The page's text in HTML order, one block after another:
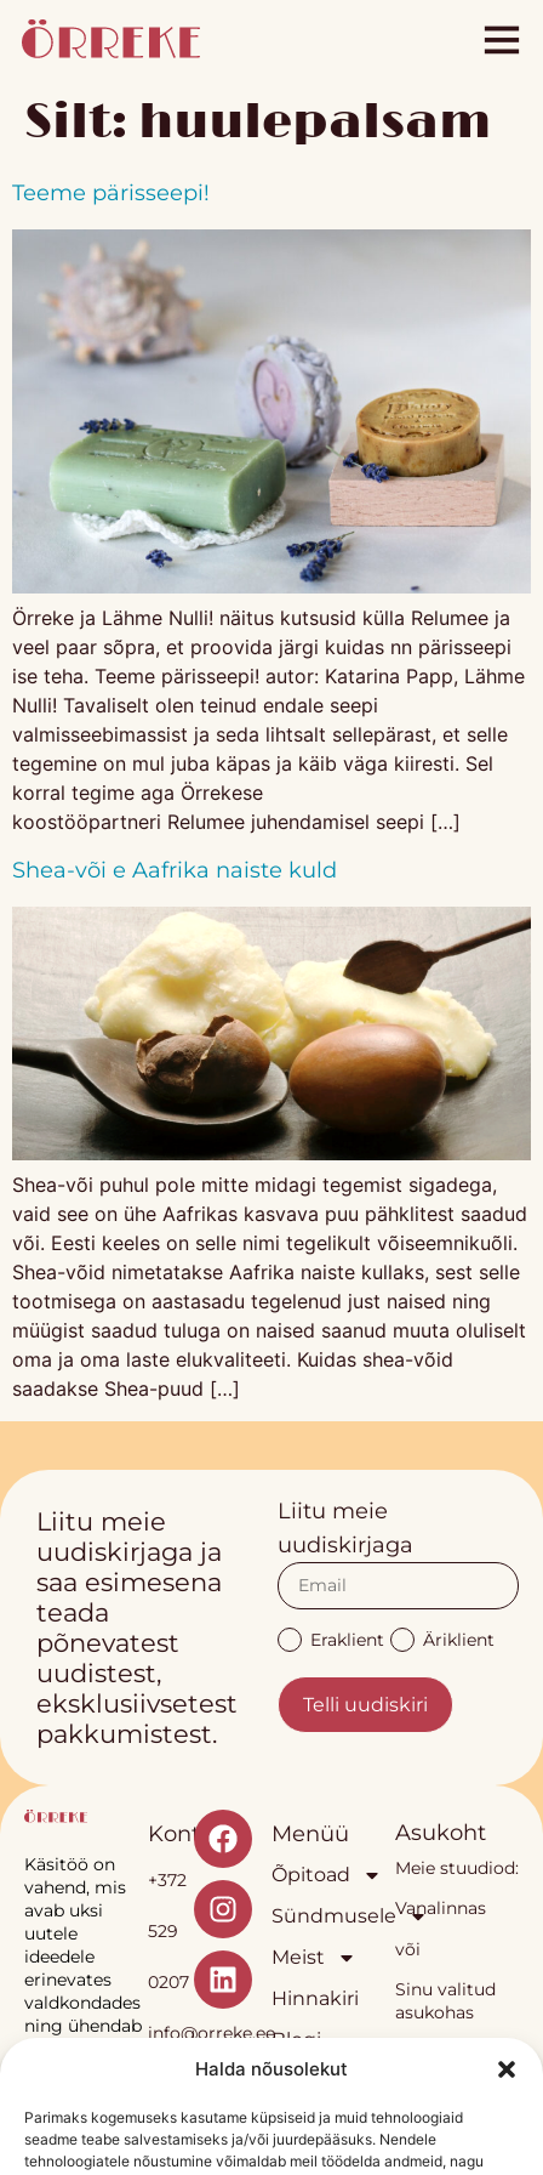
Halda nõusolekut
Parimaks kogemuseks kasutame küpsiseid ja muid tehnoloogiaid
seadme teabe salvestamiseks ja/või juurdepääsuks. Nendele
tehnoloogiatele nõustumine võimaldab meil töödelda andmeid, nagu
Silt: huulepalsam
Teeme pärisseepi!
Örreke ja Lähme Nulli! näitus kutsusid külla Relumee ja
veel paar sõpra, et proovida järgi kuidas nn pärisseepi
ise teha. Teeme pärisseepi! autor: Katarina Papp, Lähme
Nulli! Tavaliselt olen teinud endale seepi
valmisseebimassist ja seda lihtsalt sellepärast, et selle
tegemine on mul juba käpas ja käib väga kiiresti. Sel
korral tegime aga Örrekese
koostööpartneri Relumee juhendamisel seepi […]
Shea-või e Aafrika naiste kuld
Shea-või puhul pole mitte midagi tegemist sigadega,
vaid see on ühe Aafrikas kasvava puu pähklitest saadud
või. Eesti keeles on selle nimi tegelikult võiseemnikuõli.
Shea-võid nimetatakse Aafrika naiste kullaks, sest selle
tootmisega on aastasadu tegelenud just naised ning
müügist saadud tuluga on naised saanud muuta oluliselt
oma ja oma laste elukvaliteeti. Kuidas shea-võid
saadakse Shea-puud […]
Liitu meie
uudiskirjaga ja
saa esimesena
teada
põnevatest
uudistest,
eksklusiivsetest
pakkumistest.
Liitu meie
uudiskirjaga
Eraklient Äriklient
Telli uudiskiri
Käsitöö on
vahend, mis
avab uksi
uutele
ideedele
erinevates
valdkondades
ning ühendab
Örrekese
õpitoad ja neis
Kontakt
+372
529
0207
info@orreke.ee
OÜ
Menüü
Õpitoad
Sündmusele
Meist
Hinnakiri
Blogi
E-pood
Asukoht
Meie stuudiod:
Vanalinnas
või
Sinu valitud
asukohas